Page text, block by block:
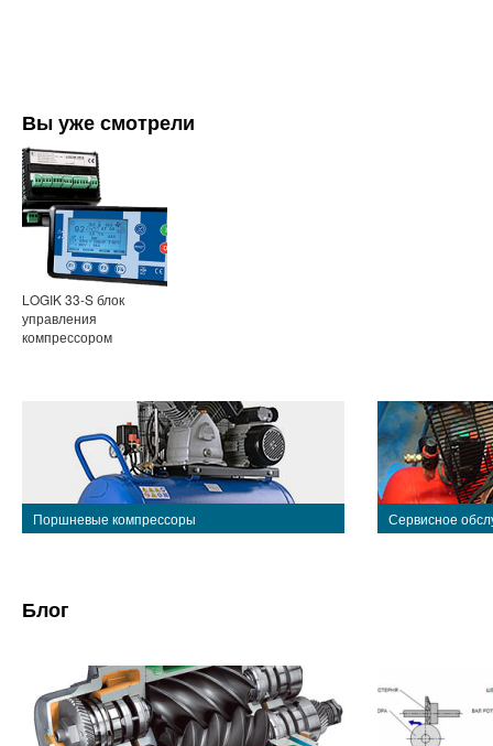
Вы уже смотрели
LOGIK 33-S блок
управления
компрессором
Поршневые компрессоры Сервисное
Блог